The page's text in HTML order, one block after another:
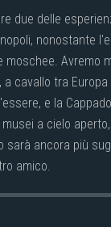
due delle
nonostante
cavallo tra
e la
a cielo
ancora più
amico.